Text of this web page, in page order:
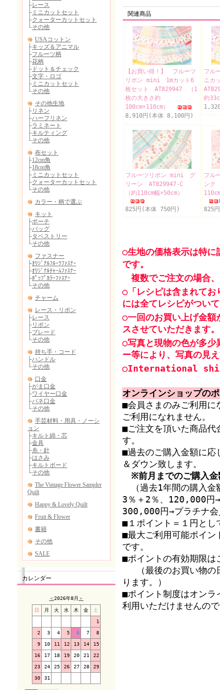
カレンダー
＜2026年8月 ＞
日 月 火 水 木 金 土
1
2 3 4 5 6 7 8
9 10 11 12 13 14 15
16 17 18 19 20 21 22
23 24 25 26 27 28 29
30 31
関連商品
【お買い得！】 フルーツ
リボン mini 1mカット6
枚セット AT829947 （1
枚の大きさ約
100cm×110cm）
8,910円(本体 8,100円)
フル
ニカ
約
フルーツリボン mini グ
リーン AT829947-C
（約110cm幅×50cm）
825円(本体 750円)
フル
ンク
825
○生地の価格表示は特に
です。
複数でご注文の場合
○「レシピは含まれてお
には全てレシピがつい
○一回のお買い上げ金
スさせていただきます。
○写真と現物の色が多少
ー等により、写真の見
○International
オンラインショップの
■会員さまのみご利用に
ご利用になれません。
■ご注文を頂いた商品代
す。
■過去のご購入金額に応
＆ダウン致します。
※前月までのご購入
（過去1年間の購入
3％＋2％、120,000円
300,000円→プラチナ会
■１ポイント＝１円とし
■最大ご利用可能ポイン
です。
■ポイントの有効期限は
（最後のお買い物の
ります。）
■ポイント制度はオン
利用いただけませんの